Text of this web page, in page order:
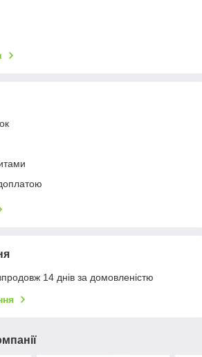
14 днів за домовленістю